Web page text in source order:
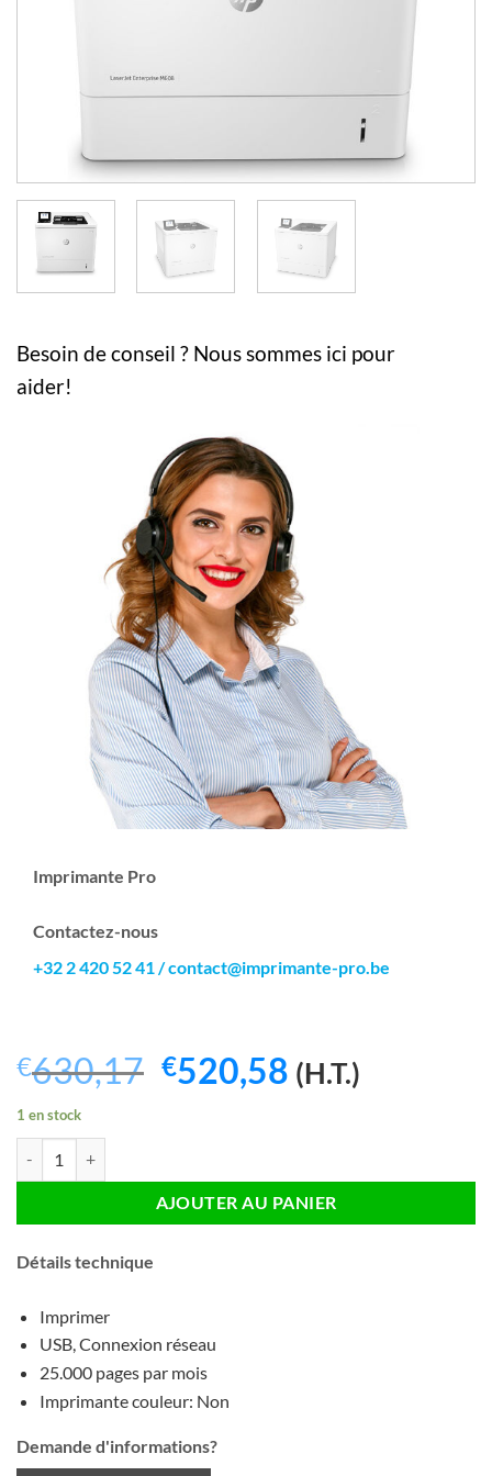
Besoin de conseil ? Nous sommes ici pour
aider!
Imprimante Pro
Contactez-nous
+32 2 420 52 41/contact@imprimante-pro.be
€630,17 Le
était :
€630,17.
€520,58Le
est :
€520,58.
(H.T.)
1 en stock
AJOUTER AU PANIER
Détails technique
Imprimer
USB, Connexion réseau
25.000 pages par mois
Imprimante couleur: Non
Demande d'informations?